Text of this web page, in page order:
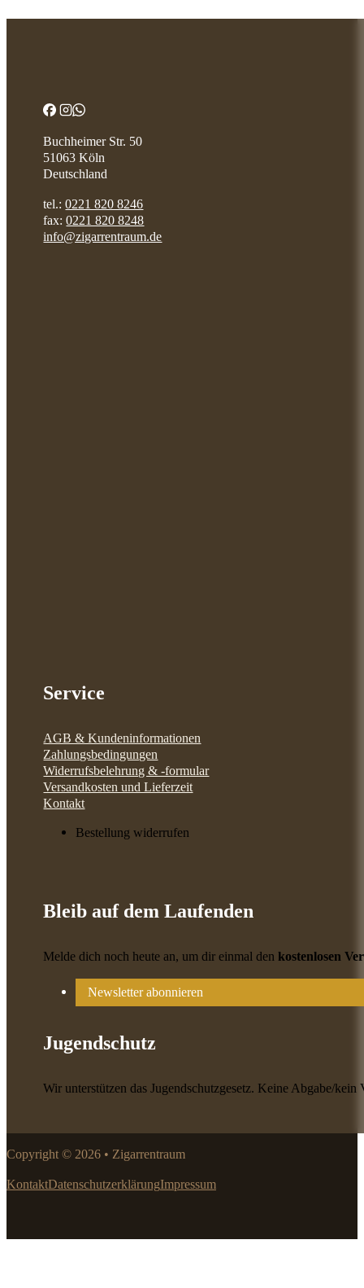
Buchheimer Str. 50
51063 Köln
Deutschland
tel.:0221 820 8246
fax:0221 820 8248
info@zigarrentraum.de
Service
AGB & Kundeninformationen
Zahlungsbedingungen
Widerrufsbelehrung & -formular
Versandkosten und Lieferzeit
Kontakt
Bestellung widerrufen
Bleib auf dem Laufenden
Melde dich noch heute an, um dir einmal denkostenlosen
Newsletter abonnieren
Jugendschutz
Wir unterstützen das Jugendschutzgesetz. Keine Abgabe/
Copyright © 2026 • Zigarrentraum
KontaktDatenschutzerklärungImpressum